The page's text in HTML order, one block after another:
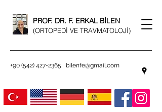
PROF. DR. F. ERKAL BİLEN
(ORTOPEDİ VE TRAVMATOLOJİ)
+90 (542) 427-2365 bilenfe@gmail.com